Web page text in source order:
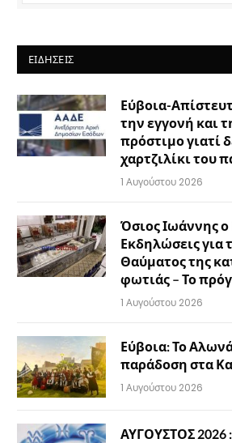
ΕΙΔΉΣΕΙΣ
Εύβοια-
την εγγονή και
πρόστιμο γιατί
χαρτζιλίκι του
1 Αυγούστου 2026
Όσιος Ιωάννης
Εκδηλώσεις για
Θαύματος της
φωτιάς – Το
1 Αυγούστου 2026
Εύβοια: Το
παράδοση στα
1 Αυγούστου 2026
ΑΥΓΟΥΣΤΟΣ 2026